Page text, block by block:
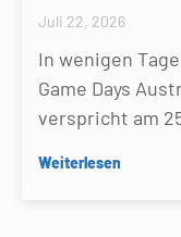
Juli 22, 2026
In wenigen
Game Days
verspricht am
Weiterlesen